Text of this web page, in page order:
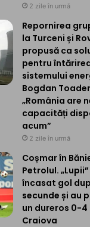
2 zile în urmă
Repornirea
la Turceni și
propusă ca
pentru
sistemului
Bogdan
„România are
capacități
acum”
2 zile în urmă
Coșmar în
Petrolul.
încasat gol
secunde și au
un dureros 0-4
Craiova